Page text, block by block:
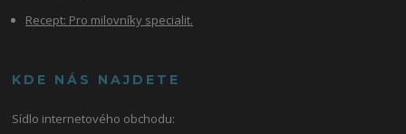
Recept: Pro milovníky specialit.
KDE NÁS NAJDETE
Sídlo internetového obchodu: